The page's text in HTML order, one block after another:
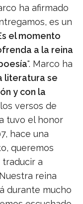
ha afirmado
es un
el momento
a la reina
". Marco ha
literatura se
y con la
versos de
tuvo el honor
hace una
queremos
a
reina
durante mucho